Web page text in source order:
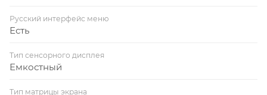
Русский интерфейс меню
Есть
Тип сенсорного дисплея
Емкостный
Тип матрицы экрана